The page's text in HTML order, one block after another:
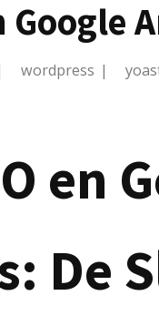
Google
wordpress
en
De